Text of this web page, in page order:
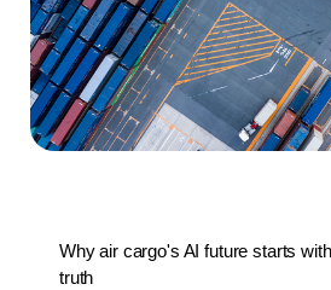
Why air cargo's AI future starts
truth